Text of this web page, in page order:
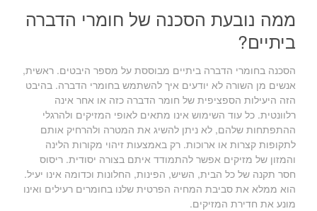
ממה נובעת הסכנה של חומרי הדברה
ביתיים?
הסכנה בחומרי הדברה ביתיים מבוססת על מספר היבטים. ראשית,
אנשים מן השורה לא יודעים איך להשתמש בחומרי הדברה. בהיבט
הזה היעילות הספציפית של חומר הדברה כזה או אחר אינה
רלוונטית. כל עוד השימוש אינו מתאים לאופי המזיקים ולהרגלי
ההתפתחות שלהם, לא ניתן להשיג את המטרה ולהרחיק אותם
לתקופות קצרות או ארוכות. רק באמצעות זיהוי מקורות הלינה
והמזון של מזיקים אפשר להתמודד איתם בצורה יסודית. ריסוס
חסר תקנה של כל הבית, השיש, הפינות, החלונות וכדומה אינו יעיל.
הוא ממלא את סביבת המחיה הפרטית שלנו בחומרים רעילים ואינו
מונע את חדירת המזיקים.